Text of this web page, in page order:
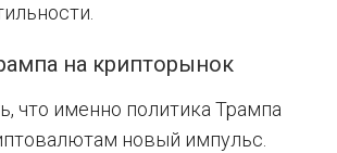
на крипторынок
что именно политика Трампа
новый импульс.